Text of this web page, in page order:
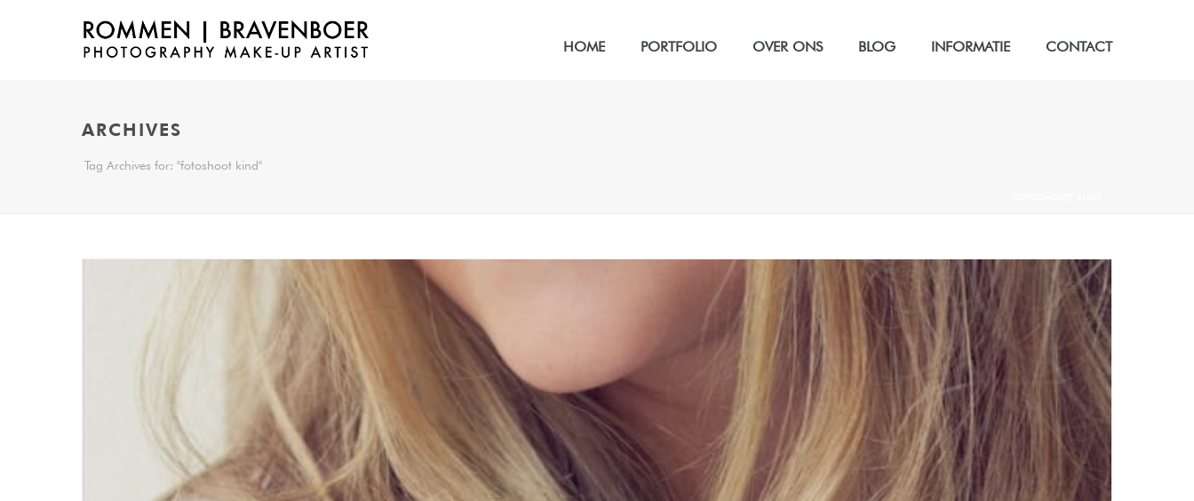
HOME PORTFOLIO OVER ONS BLOG INFORMATIE CONTACT
ARCHIVES
Tag Archives for: "fotoshoot kind"